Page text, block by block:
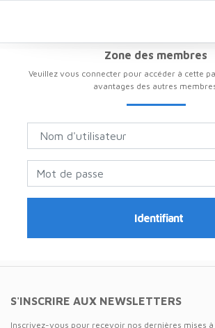
Zone des membres
Veuillez vous connecter pour accéder à cette
avantages des autres
Identifiant
S'INSCRIRE AUX NEWSLETTERS
Inscrivez-vous pour recevoir nos dernières mises